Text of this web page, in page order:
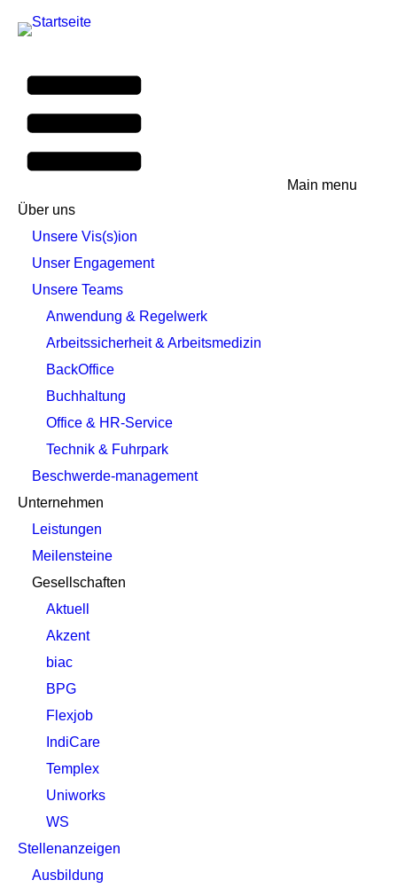
Main menu
Über uns
Unsere Vis(s)ion
Unser Engagement
Unsere Teams
Anwendung & Regelwerk
Arbeitssicherheit & Arbeitsmedizin
BackOffice
Buchhaltung
Office & HR-Service
Technik & Fuhrpark
Beschwerde-management
Unternehmen
Leistungen
Meilensteine
Gesellschaften
Aktuell
Akzent
biac
BPG
Flexjob
IndiCare
Templex
Uniworks
WS
Stellenanzeigen
Ausbildung